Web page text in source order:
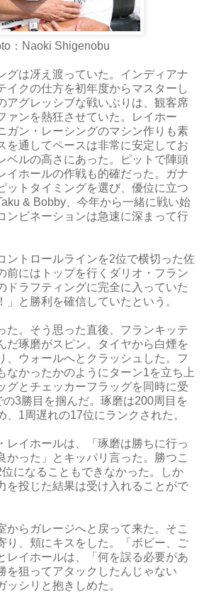
：Naoki Shigenobu
グは冴え渡っていた。インディアナ
イクの仕方を初年度からマスターし
アグレッシブな戦いぶりは、観客席
ァンを熱狂させていた。レイホー
ガン・レーシングのマシン作りも素
を通してペースは非常に安定してお
ベルの高さにあった。ピットで陣頭
イホールの作戦も的確だった。ガナ
ットタイミングを選び、優位に立つ
& Bobby、今年から一緒に戦い始
ンビネーションは急速に深まって行
ントロールラインを2位で横切った佐
前にはトップを行くダリオ・フラン
ドラフティングに完全に入っていた
」と勝利を確信していたという。
た。そう思った直後、フランキッテ
だ琢磨がスピン。タイヤから白煙を
、ウォールへとクラッシュした。フ
なかったかのようにターン1を立ち上
グとチェッカーフラッグを同時に受
3勝目を掴んだ。琢磨は200周目を
、1周遅れの17位にランクされた。
レイホールは、「琢磨は勝ちに行っ
かった」とキッパリ言った。勝つこ
になることもできなかった。しか
を投じた結果は受け入れることがで
からガレージへと戻って来た。そこ
り、頬にキスをした。「ボビー、ご
レイホールは、「何を誤る必要があ
狙ってアタックしたんじゃない
シリと抱きしめた。